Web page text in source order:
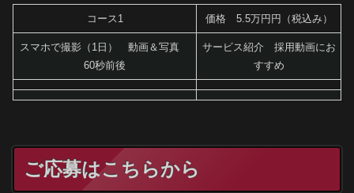
コース1 価格 5.5万円円（税込み）
スマホで撮影（1日） 動画＆写真
60秒前後
サービス紹介 採用動画にお
すすめ
ご応募はこちらから